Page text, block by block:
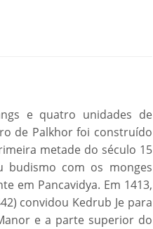
e quatro unidades de
de Palkhor foi construído
metade do século 15
budismo com os monges
em Pancavidya. Em 1413,
convidou Kedrub Je para
e a parte superior do